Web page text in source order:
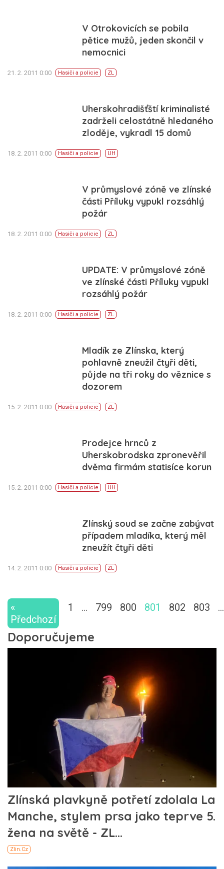
V Otrokovicích se pobila
pětice mužů, jeden skončil v
nemocnici
21. 2. 2011 0:00 Hasiči a policie ZL
Uherskohradišťští kriminalisté
zadrželi celostátně hledaného
zloděje, vykradl 15 domů
18. 2. 2011 0:00 Hasiči a policie UH
V průmyslové zóně ve zlínské
části Příluky vypukl rozsáhlý
požár
18. 2. 2011 0:00 Hasiči a policie ZL
UPDATE: V průmyslové zóně
ve zlínské části Příluky vypukl
rozsáhlý požár
18. 2. 2011 0:00 Hasiči a policie ZL
Mladík ze Zlínska, který
pohlavně zneužil čtyři děti,
půjde na tři roky do věznice s
dozorem
15. 2. 2011 0:00 Hasiči a policie ZL
Prodejce hrnců z
Uherskobrodska zpronevěřil
dvěma firmám statisíce korun
15. 2. 2011 0:00 Hasiči a policie UH
Zlínský soud se začne zabývat
případem mladíka, který měl
zneužít čtyři děti
14. 2. 2011 0:00 Hasiči a policie ZL
«
Předchozí
1 … 799 800 801 802 803 …